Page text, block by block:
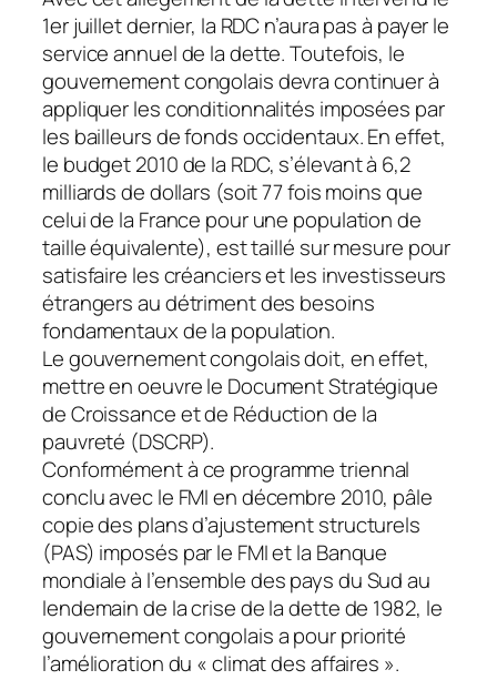
1er juillet dernier, la RDC n’aura pas à payer le
service annuel de la dette. Toutefois, le
gouvernement congolais devra continuer à
appliquer les conditionnalités imposées par
les bailleurs de fonds occidentaux. En effet,
le budget 2010 de la RDC, s’élevant à 6,2
milliards de dollars (soit 77 fois moins que
celui de la France pour une population de
taille équivalente), est taillé sur mesure pour
satisfaire les créanciers et les investisseurs
étrangers au détriment des besoins
fondamentaux de la population.
Le gouvernement congolais doit, en effet,
mettre en oeuvre le Document Stratégique
de Croissance et de Réduction de la
pauvreté (DSCRP).
Conformément à ce programme triennal
conclu avec le FMI en décembre 2010, pâle
copie des plans d’ajustement structurels
(PAS) imposés par le FMI et la Banque
mondiale à l’ensemble des pays du Sud au
lendemain de la crise de la dette de 1982, le
gouvernement congolais a pour priorité
l’amélioration du « climat des affaires ».